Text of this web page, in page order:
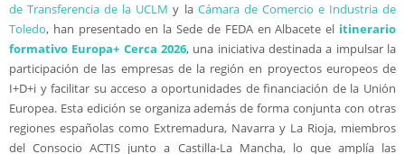
de Transferencia de la UCLM y la Cámara de Comercio e Industria de
Toledo, han presentado en la Sede de FEDA en Albacete el itinerario
formativo Europa+ Cerca 2026, una iniciativa destinada a impulsar la
participación de las empresas de la región en proyectos europeos de
I+D+i y facilitar su acceso a oportunidades de financiación de la Unión
Europea. Esta edición se organiza además de forma conjunta con otras
regiones españolas como Extremadura, Navarra y La Rioja, miembros
del Consocio ACTIS junto a Castilla-La Mancha, lo que amplía las